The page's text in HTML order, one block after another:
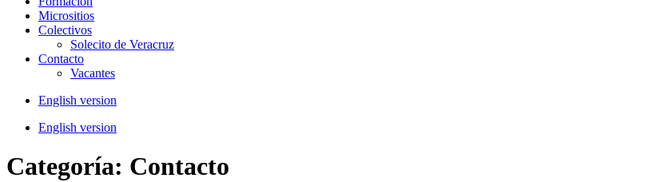
Micrositios
Colectivos
Solecito de Veracruz
Contacto
Vacantes
English version
English version
Categoría: Contacto